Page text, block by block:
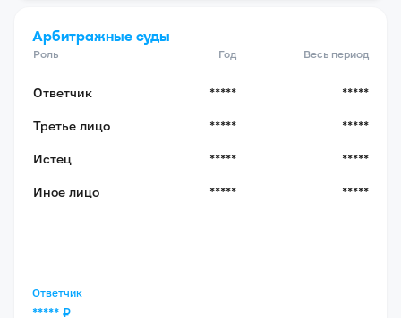
Арбитражные суды
Роль Год Весь период
Ответчик ***** *****
Третье лицо ***** *****
Истец ***** *****
Иное лицо ***** *****
Ответчик
***** ₽